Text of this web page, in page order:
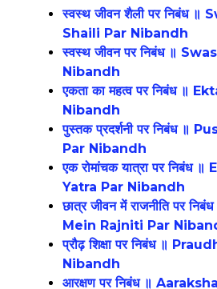
स्वस्थ जीवन शैली पर निबंध
Shaili Par Nibandh
स्वस्थ जीवन पर निबंध ॥
Nibandh
एकता का महत्व पर निबंध ॥
Nibandh
पुस्तक प्रदर्शनी पर निबंध ॥
Par Nibandh
एक रोमांचक यात्रा पर निबंध
Yatra Par Nibandh
छात्र जीवन में राजनीति पर
Mein Rajniti Par
प्रौढ़ शिक्षा पर निबंध ॥
Nibandh
आरक्षण पर निबंध ॥